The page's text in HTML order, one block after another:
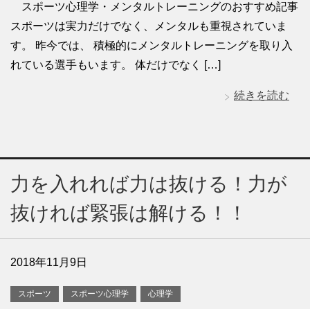
スポーツ心理学・メンタルトレーニングのおすすめ記事
スポーツは実力だけでなく、メンタルも重視されていま
す。 昨今では、 積極的にメンタルトレーニングを取り入
れている選手もいます。 体だけでなく […]
続きを読む
力を入れれば力は抜ける！力が
抜ければ緊張は解ける！！
2018年11月9日
スポーツ スポーツ心理学 心理学